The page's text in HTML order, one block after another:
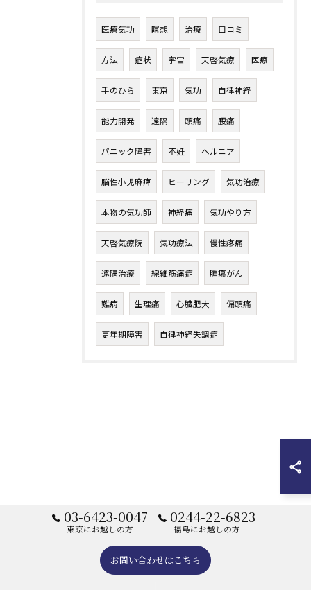
医療気功 瞑想 治療 口コミ
方法 症状 宇宙 天啓気療 医療
手のひら 東京 気功 自律神経
能力開発 遠隔 頭痛 腰痛
パニック障害 不妊 ヘルニア
脳性小児麻痺 ヒーリング 気功治療
本物の気功師 神経痛 気功やり方
天啓気療院 気功療法 慢性疼痛
遠隔治療 線維筋痛症 腫瘍がん
難病 生理痛 心臓肥大 偏頭痛
更年期障害 自律神経失調症
03-6423-0047
東京にお越しの方
0244-22-6823
福島にお越しの方
お問い合わせはこちら